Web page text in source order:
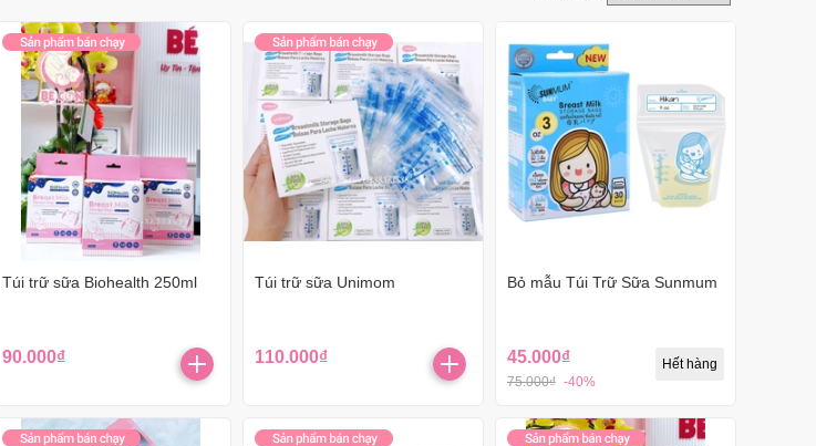
Túi trữ sữa Biohealth 250ml
90.000₫
Túi trữ sữa Unimom
110.000₫
Bỏ mẫu Túi Trữ Sữa Sunmum
45.000₫
75.000₫ -40%
Hết hàng